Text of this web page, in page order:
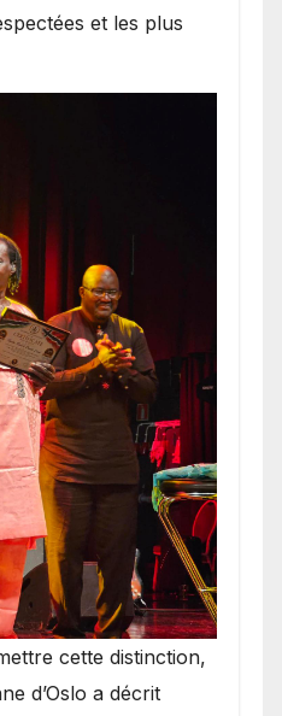
et les plus
cette distinction,
d’Oslo a décrit